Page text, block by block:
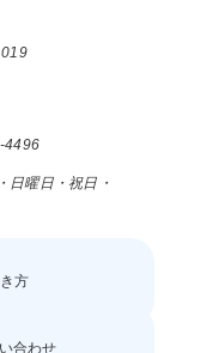
4496
曜日・祝日・
方
合わせ